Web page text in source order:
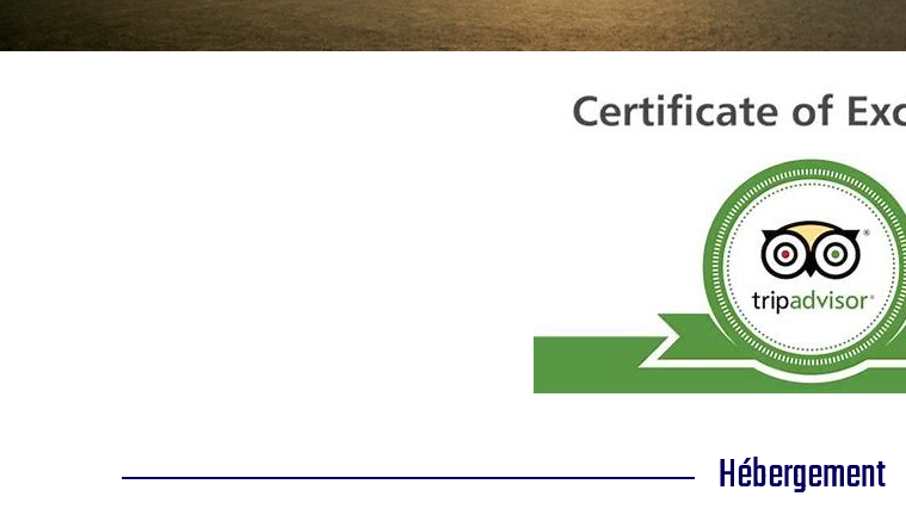
Hébergement